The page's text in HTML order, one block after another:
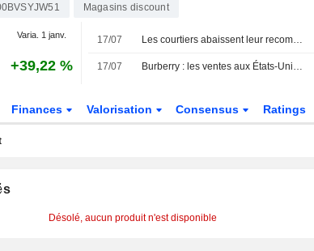
Magasins discount
Varia. 1 janv.
+39,22 %
17/07 Les courtiers abaissent leur recommandation sur Rotork à " conserver » suite au rachat par ABB
17/07 Burberry : les ventes aux États-Unis soutiennent le redressement ; le chiffre d'affaires de Wise progresse
Finances Valorisation Consensus Ratings
Désolé, aucun produit n'est disponible